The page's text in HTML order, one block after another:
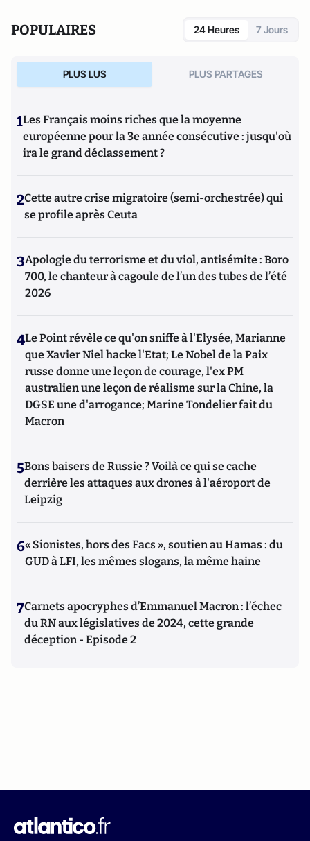
POPULAIRES 24 Heures 7 Jours
PLUS LUS PLUS PARTAGES
1Les Français moins riches que la moyenne
européenne pour la 3e année consécutive : jusqu'où
ira le grand déclassement ?
2Cette autre crise migratoire (semi-orchestrée) qui
se profile après Ceuta
3Apologie du terrorisme et du viol, antisémite : Boro
700, le chanteur à cagoule de l’un des tubes de l’été
2026
4Le Point révèle ce qu'on sniffe à l'Elysée, Marianne
que Xavier Niel hacke l'Etat; Le Nobel de la Paix
russe donne une leçon de courage, l'ex PM
australien une leçon de réalisme sur la Chine, la
DGSE une d'arrogance; Marine Tondelier fait du
Macron
5Bons baisers de Russie ? Voilà ce qui se cache
derrière les attaques aux drones à l'aéroport de
Leipzig
6« Sionistes, hors des Facs », soutien au Hamas : du
GUD à LFI, les mêmes slogans, la même haine
7Carnets apocryphes d’Emmanuel Macron : l’échec
du RN aux législatives de 2024, cette grande
déception - Episode 2